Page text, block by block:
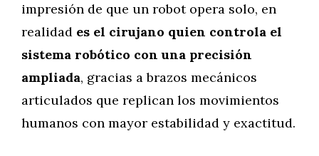
impresión de que un robot opera solo, en
realidad es el cirujano quien controla el
sistema robótico con una precisión
ampliada, gracias a brazos mecánicos
articulados que replican los movimientos
humanos con mayor estabilidad y exactitud.